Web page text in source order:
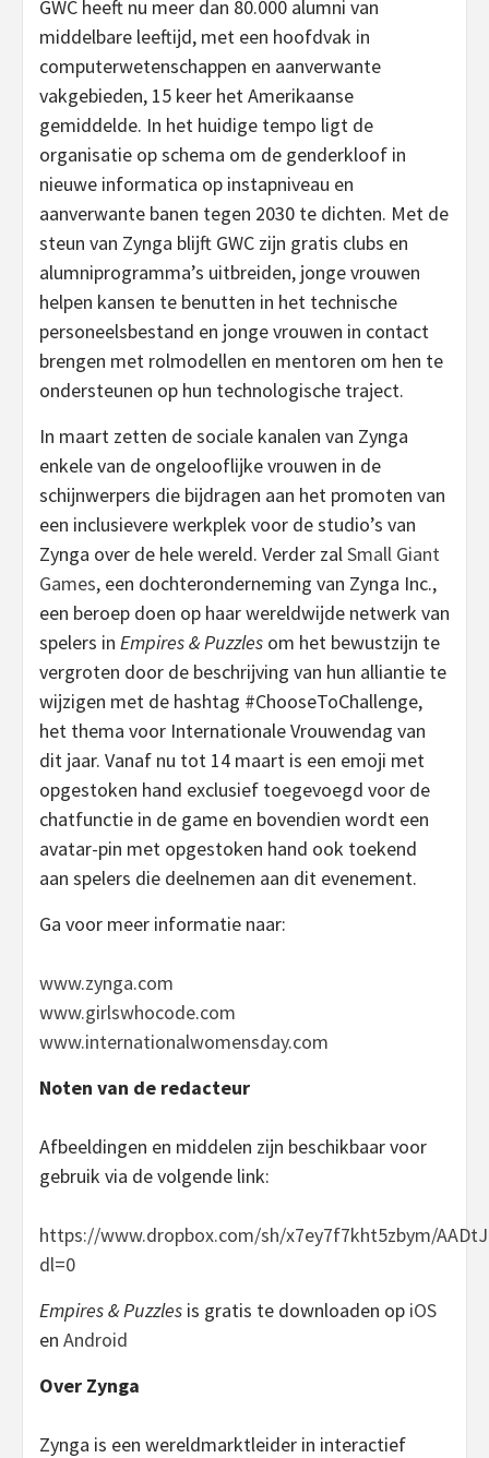
GWC heeft nu meer dan 80.000 alumni van
middelbare leeftijd, met een hoofdvak in
computerwetenschappen en aanverwante
vakgebieden, 15 keer het Amerikaanse
gemiddelde. In het huidige tempo ligt de
organisatie op schema om de genderkloof in
nieuwe informatica op instapniveau en
aanverwante banen tegen 2030 te dichten. Met de
steun van Zynga blijft GWC zijn gratis clubs en
alumniprogramma’s uitbreiden, jonge vrouwen
helpen kansen te benutten in het technische
personeelsbestand en jonge vrouwen in contact
brengen met rolmodellen en mentoren om hen te
ondersteunen op hun technologische traject.
In maart zetten de sociale kanalen van Zynga
enkele van de ongelooflijke vrouwen in de
schijnwerpers die bijdragen aan het promoten van
een inclusievere werkplek voor de studio’s van
Zynga over de hele wereld. Verder zalSmall Giant
Games, een dochteronderneming van Zynga Inc.,
een beroep doen op haar wereldwijde netwerk van
spelers in Empires & Puzzles om het bewustzijn te
vergroten door de beschrijving van hun alliantie te
wijzigen met de hashtag #ChooseToChallenge,
het thema voor Internationale Vrouwendag van
dit jaar. Vanaf nu tot 14 maart is een emoji met
opgestoken hand exclusief toegevoegd voor de
chatfunctie in de game en bovendien wordt een
avatar-pin met opgestoken hand ook toekend
aan spelers die deelnemen aan dit evenement.
Ga voor meer informatie naar:
www.zynga.com
www.girlswhocode.com
www.internationalwomensday.com
Noten van de redacteur
Afbeeldingen en middelen zijn beschikbaar voor
gebruik via de volgende link:
https://www.dropbox.com/sh/x7ey7f7kht5zbym/
dl=0
Empires & Puzzles is gratis te downloaden op iOS
en Android
Over Zynga
Zynga is een wereldmarktleider in interactief